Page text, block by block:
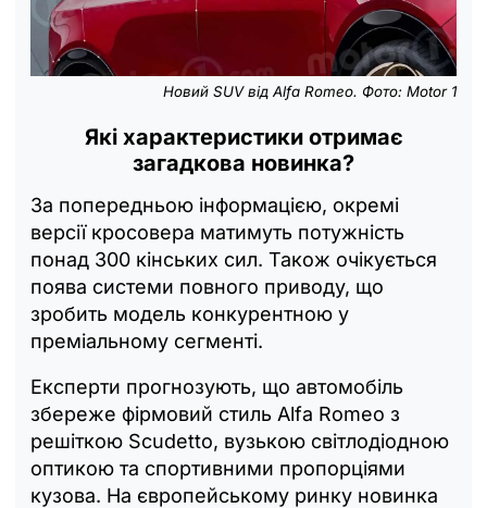
Новий SUV від Alfa Romeo. Фото: Motor 1
Які характеристики отримає
загадкова новинка?
За попередньою інформацією, окремі
версії кросовера матимуть потужність
понад 300 кінських сил. Також очікується
поява системи повного приводу, що
зробить модель конкурентною у
преміальному сегменті.
Експерти прогнозують, що автомобіль
збереже фірмовий стиль Alfa Romeo з
решіткою Scudetto, вузькою світлодіодною
оптикою та спортивними пропорціями
кузова. На європейському ринку новинка